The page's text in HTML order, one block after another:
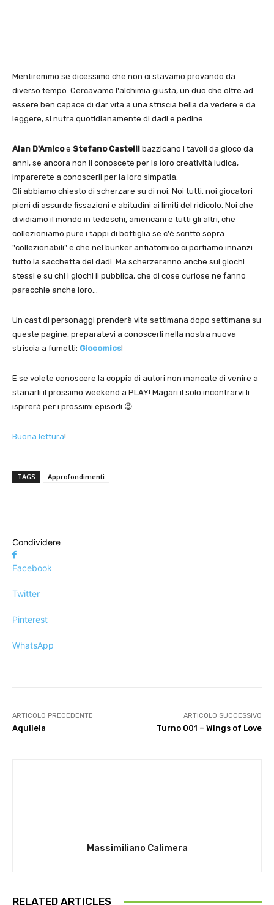
Mentiremmo se dicessimo che non ci stavamo provando da
diverso tempo. Cercavamo l'alchimia giusta, un duo che oltre ad
essere ben capace di dar vita a una striscia bella da vedere e da
leggere, si nutra quotidianamente di dadi e pedine.
Alan D'Amicoe Stefano Castelli bazzicano i tavoli da gioco da
anni, se ancora non li conoscete per la loro creatività ludica,
imparerete a conoscerli per la loro simpatia.
Gli abbiamo chiesto di scherzare su di noi. Noi tutti, noi giocatori
pieni di assurde fissazioni e abitudini ai limiti del ridicolo. Noi che
dividiamo il mondo in tedeschi, americani e tutti gli altri, che
collezioniamo pure i tappi di bottiglia se c'è scritto sopra
"collezionabili" e che nel bunker antiatomico ci portiamo innanzi
tutto la sacchetta dei dadi. Ma scherzeranno anche sui giochi
stessi e su chi i giochi li pubblica, che di cose curiose ne fanno
parecchie anche loro…
Un cast di personaggi prenderà vita settimana dopo settimana su
queste pagine, preparatevi a conoscerli nella nostra nuova
striscia a fumetti: Giocomics!
E se volete conoscere la coppia di autori non mancate di venire a
stanarli il prossimo weekend a PLAY! Magari il solo incontrarvi li
ispirerà per i prossimi episodi 😉
Buona lettura!
TAGS Approfondimenti
Condividere
Facebook
Twitter
Pinterest
WhatsApp
ARTICOLO PRECEDENTE
Aquileia
ARTICOLO SUCCESSIVO
Turno 001 – Wings of Love
Massimiliano Calimera
RELATED ARTICLES